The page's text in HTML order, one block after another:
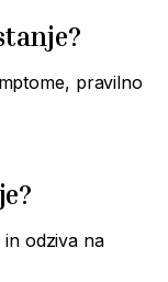
pravilno
in odziva na